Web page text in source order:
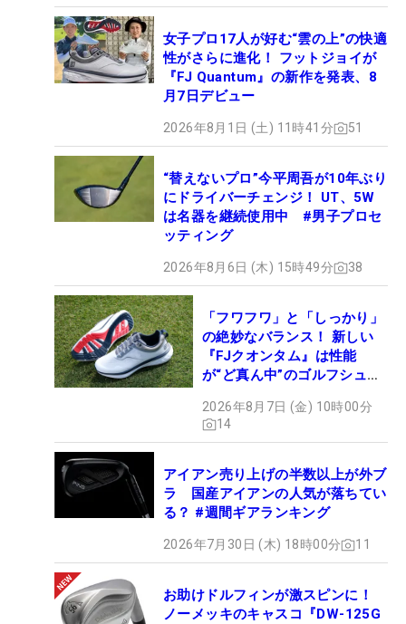
女子プロ17人が好む“雲の上”の快適
性がさらに進化！ フットジョイが
『FJ Quantum』の新作を発表、8
月7日デビュー
2026年8月1日 (土) 11時41分 51
“替えないプロ”今平周吾が10年ぶり
にドライバーチェンジ！ UT、5W
は名器を継続使用中 #男子プロセ
ッティング
2026年8月6日 (木) 15時49分 38
「フワフワ」と「しっかり」
の絶妙なバランス！ 新しい
『FJクオンタム』は性能
が“ど真ん中”のゴルフシュー
2026年8月7日 (金) 10時00分
14
アイアン売り上げの半数以上が外ブ
ラ 国産アイアンの人気が落ちてい
る？ #週間ギアランキング
2026年7月30日 (木) 18時00分 11
お助けドルフィンが激スピンに！
ノーメッキのキャスコ『DW-125G